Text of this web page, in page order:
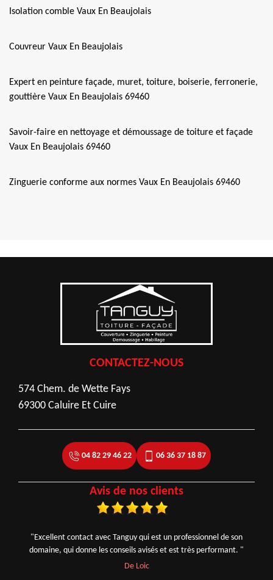
Isolation comble Vaux En Beaujolais
Couvreur Vaux En Beaujolais
Expert en peinture façade, muret, toiture, boiserie, ferronerie,
gouttière Vaux En Beaujolais 69460
Savoir-faire en nettoyage et démoussage de toiture et façade
Vaux En Beaujolais 69460
Zinguerie conforme aux normes Vaux En Beaujolais 69460
CONTACTEZ-NOUS
574 Chem. de Wette Fays
69300 Caluire Et Cuire
04 82 29 46 22 06 36 37 18 87
Avis de nos clients
"Excellent contact avec Tanguy qui est un professionnel de son
domaine, qui donne les conseils avisés et est très performant. "
De Loic